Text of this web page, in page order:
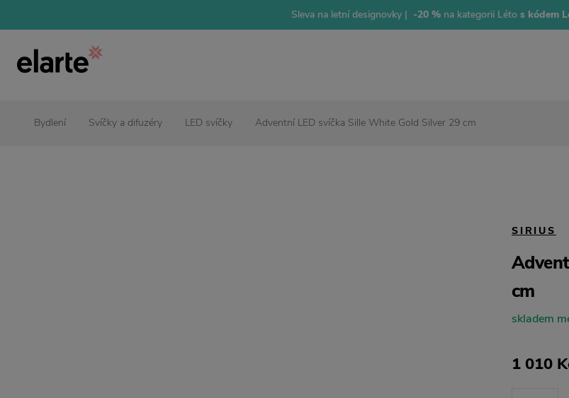
Sleva na letní designovky | -20 %na kategorii Létos kódem
Bydlení Svíčky a difuzéry LED svíčky Adventní LED svíčka Sille White Gold Silver 29 cm
SIRIUS
cm
skladem
1 010